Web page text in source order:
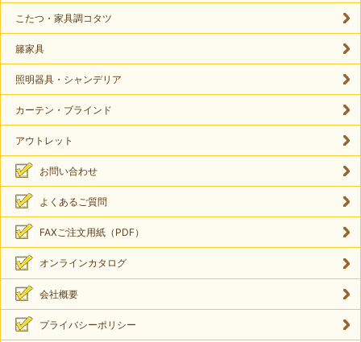
こたつ・家具調コタツ
籐家具
照明器具・シャンデリア
カーテン・ブラインド
アウトレット
お問い合わせ
よくあるご質問
FAXご注文用紙（PDF）
オンラインカタログ
会社概要
プライバシーポリシー